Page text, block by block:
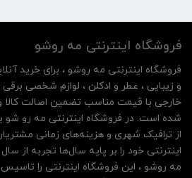
فروشگاه اینترنتی مه‌ رو‌شو
فروشگاه اینترنتی مه‌ رو‌شو ، برای خرید
و زیبایی ، عطر و ادکلن ، لوازم شخصی برقی
خارجی با قیمت مناسب تضمین اصالت کالا و
شده است. در فروشگاه اینترنتی مه رو
از ترافیک شهری و هزینه‌های زمانی
مه روشو ، این فروشگاه اینترنتی را تاسیس